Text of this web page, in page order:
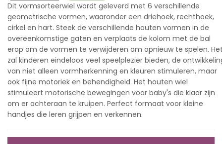
Dit vormsorteerwiel wordt geleverd met 6 verschillende
geometrische vormen, waaronder een driehoek, rechthoek,
cirkel en hart. Steek de verschillende houten vormen in de
overeenkomstige gaten en verplaats de kolom met de bal
erop om de vormen te verwijderen om opnieuw te spelen.
zal kinderen eindeloos veel speelplezier bieden, de
van niet alleen vormherkenning en kleuren stimuleren, maar
ook fijne motoriek en behendigheid. Het houten wiel
stimuleert motorische bewegingen voor baby's die klaar zijn
om er achteraan te kruipen. Perfect formaat voor kleine
handjes die leren grijpen en verkennen.